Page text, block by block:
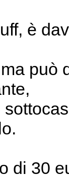
è
può
di 30